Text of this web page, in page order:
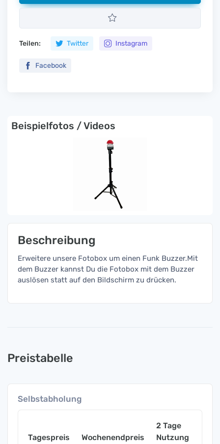
Teilen: Twitter Instagram
Facebook
Beispielfotos / Videos
Beschreibung
Erweitere unsere Fotobox um einen Funk Buzzer.Mit
dem Buzzer kannst Du die Fotobox mit dem Buzzer
auslösen statt auf den Bildschirm zu drücken.
Preistabelle
Selbstabholung
Tagespreis
Wochenendpreis
2 Tage
Nutzung